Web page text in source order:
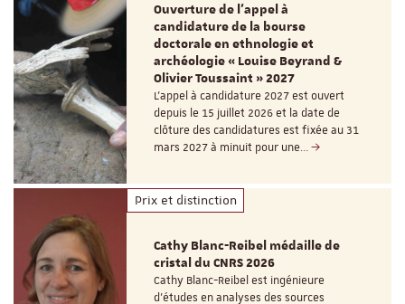
Ouverture de l'appel à
candidature de la bourse
doctorale en ethnologie et
archéologie « Louise Beyrand &
Olivier Toussaint » 2027
L’appel à candidature 2027 est ouvert
depuis le 15 juillet 2026 et la date de
clôture des candidatures est fixée au 31
mars 2027 à minuit pour une…
Prix et distinction
Cathy Blanc-Reibel médaille de
cristal du CNRS 2026
Cathy Blanc-Reibel est ingénieure
d’études en analyses des sources